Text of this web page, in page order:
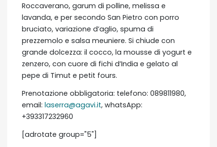
Roccaverano, garum di polline, melissa e
lavanda, e per secondo San Pietro con porro
bruciato, variazione d’aglio, spuma di
prezzemolo e salsa meuniere. Si chiude con
grande dolcezza: il cocco, la mousse di yogurt e
zenzero, con cuore di fichi d’India e gelato al
pepe di Timut e petit fours.
Prenotazione obbligatoria: telefono: 089811980,
email: laserra@agavi.it, whatsApp:
+393317232960
[adrotate group="5"]